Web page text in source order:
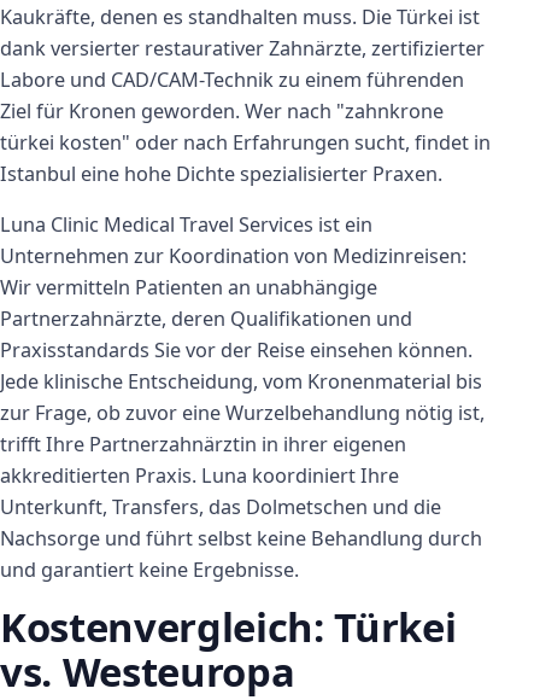
Kaukräfte, denen es standhalten muss. Die Türkei ist
dank versierter restaurativer Zahnärzte, zertifizierter
Labore und CAD/CAM-Technik zu einem führenden
Ziel für Kronen geworden. Wer nach "zahnkrone
türkei kosten" oder nach Erfahrungen sucht, findet in
Istanbul eine hohe Dichte spezialisierter Praxen.
Luna Clinic Medical Travel Services ist ein
Unternehmen zur Koordination von Medizinreisen:
Wir vermitteln Patienten an unabhängige
Partnerzahnärzte, deren Qualifikationen und
Praxisstandards Sie vor der Reise einsehen können.
Jede klinische Entscheidung, vom Kronenmaterial bis
zur Frage, ob zuvor eine Wurzelbehandlung nötig ist,
trifft Ihre Partnerzahnärztin in ihrer eigenen
akkreditierten Praxis. Luna koordiniert Ihre
Unterkunft, Transfers, das Dolmetschen und die
Nachsorge und führt selbst keine Behandlung durch
und garantiert keine Ergebnisse.
Kostenvergleich: Türkei
vs. Westeuropa